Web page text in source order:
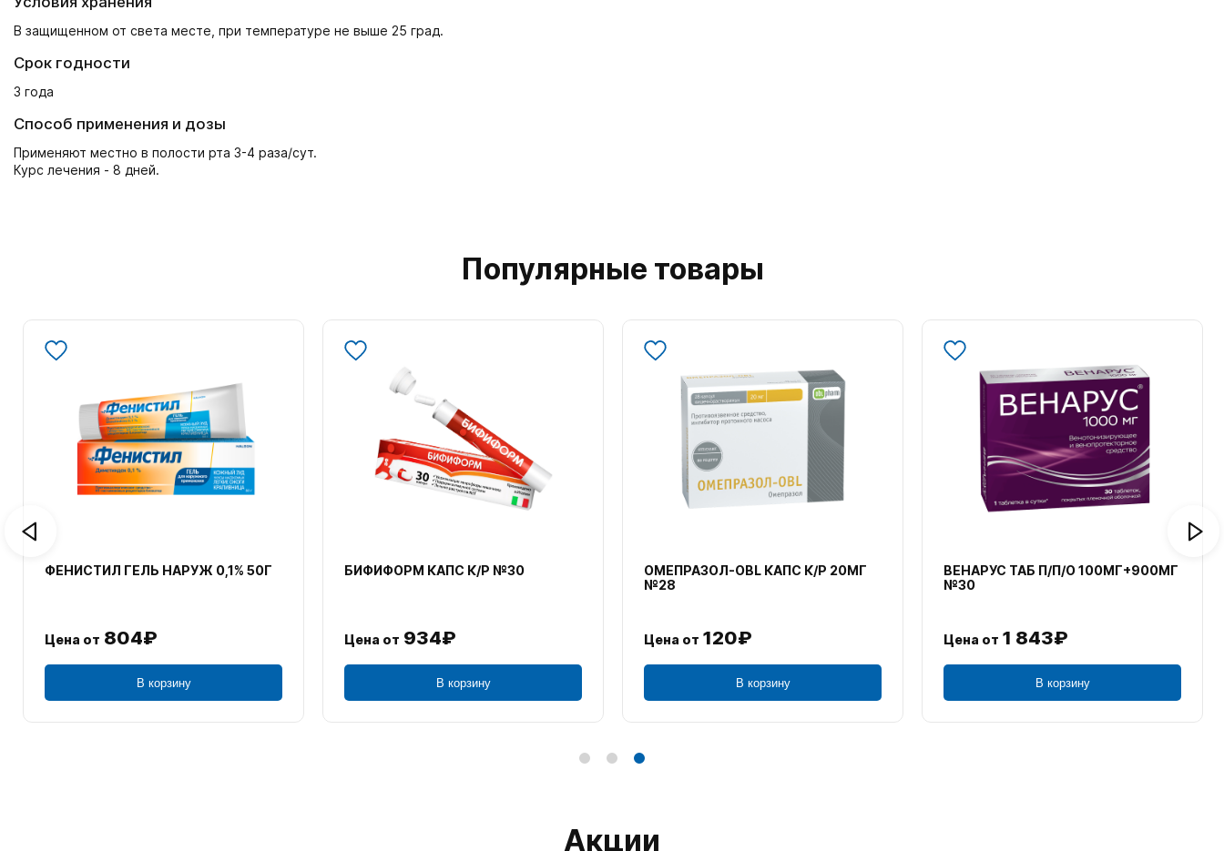
В защищенном от света месте, при температуре не выше 25 град.
Срок годности
3 года
Способ применения и дозы
Применяют местно в полости рта 3-4 раза/сут.
Курс лечения - 8 дней.
Популярные товары
ФЕНИСТИЛ ГЕЛЬ НАРУЖ 0,1% 50Г
Цена от 804₽
В корзину
БИФИФОРМ КАПС К/Р №30
Цена от 934₽
В корзину
ОМЕПРАЗОЛ-OBL КАПС К/Р 20МГ
№28
Цена от 120₽
В корзину
ВЕНАРУС ТАБ П/П/О 100МГ+900МГ
№30
Цена от 1 843₽
В корзину
Акции